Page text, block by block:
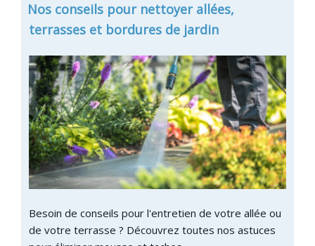
Nos conseils pour nettoyer allées,
terrasses et bordures de jardin
Besoin de conseils pour l'entretien de votre allée ou
de votre terrasse ? Découvrez toutes nos astuces